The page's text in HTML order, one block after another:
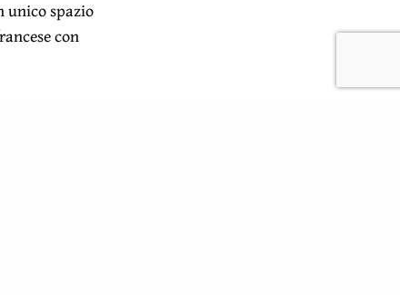
unico spazio
con